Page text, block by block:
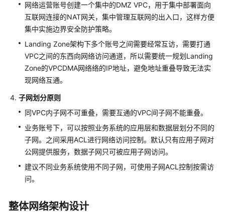
WAF
华
为
云
办
安
全
决
合
规
网络运营账号创建一个集中的DMZ VPC，用于集中部署面向
互联网连接的NAT网关，集中管理互联网的出入口，这样方便
集中实施边界安全防护策略。
Landing Zone架构下多个账号之间需要经常互访，需要打通
VPC之间的东西向网络访问通道，所以需要统一规划Landing
Zone的VPCDMA网络络的IP地址，避免地址重叠导致无法实
现网络互通。
子网划分原则
同VPC内子网不可重叠，需要互通的VPC间子网不能重叠。
业务账号下，可以按照业务系统的应用层和数据层划分不同的
子网。之间采用ACL进行网络访问控制。默认只有应用子网对
公网提供服务，数据子网只可被应用子网访问。
建议不同业务系统使用不同子网，可使用子网ACL控制按需访
问。
整体网络架构设计